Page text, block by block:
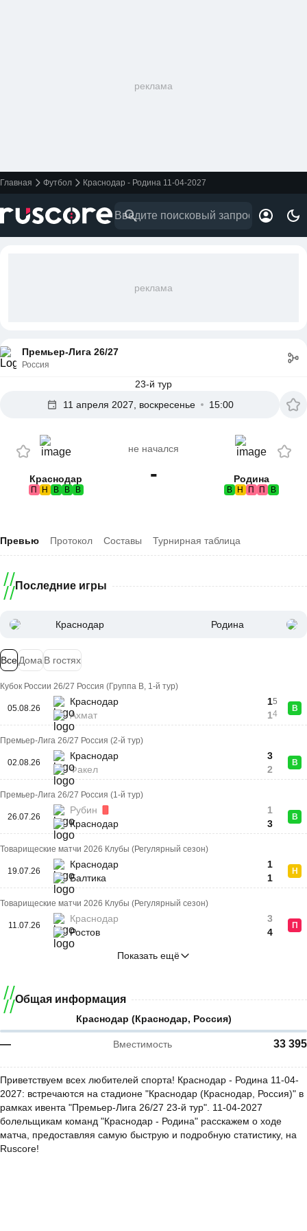
реклама
Главная Футбол Краснодар - Родина 11-04-2027
реклама
Премьер-Лига 26/27
Россия
23-й тур
11 апреля 2027, воскресенье
15:00
Краснодар
П Н В В В
не начался
- Родина
В Н П П В
Превью Протокол Составы Турнирная таблица
Последние игры
Краснодар Родина
ВсеДома В гостях
Кубок России 26/27 Россия (Группа B, 1-й тур)
05.08.26
Краснодар
Ахмат
1
1
5
4
В
Премьер-Лига 26/27 Россия (2-й тур)
02.08.26
Краснодар
Факел
3
2
В
Премьер-Лига 26/27 Россия (1-й тур)
26.07.26
Рубин
Краснодар
1
3
В
Товарищеские матчи 2026 Клубы (Регулярный сезон)
19.07.26
Краснодар
Балтика
1
1
Н
Товарищеские матчи 2026 Клубы (Регулярный сезон)
11.07.26
Краснодар
Ростов
3
4
П
Показать ещё
Общая информация
Краснодар (Краснодар, Россия)
— Вместимость 33 395
Приветствуем всех любителей спорта! Краснодар - Родина 11-04-
2027: встречаются на стадионе "Краснодар (Краснодар, Россия)" в
рамках ивента "Премьер-Лига 26/27 23-й тур". 11-04-2027
болельщикам команд "Краснодар - Родина" расскажем о ходе
матча, предоставляя самую быструю и подробную статистику, на
Ruscore!